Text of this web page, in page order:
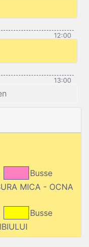
12:00
13:00
Busse
MICA - OCNA
Busse